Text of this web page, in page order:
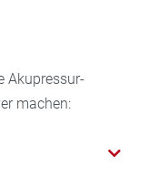
Akupressur-
machen: